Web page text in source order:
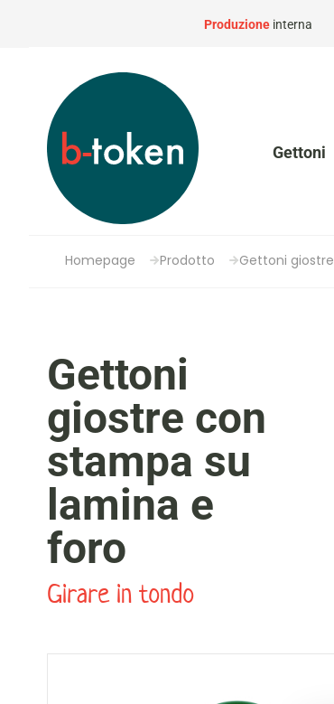
Produzioneinterna
Gettoni
Homepage Prodotto Gettoni giostre
Gettoni
giostre con
stampa su
lamina e
foro
Girare in tondo